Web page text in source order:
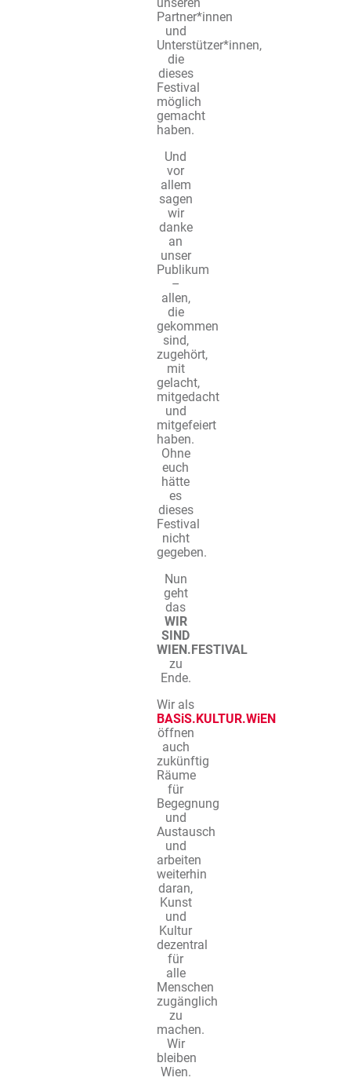
Partner*innen
und
Unterstützer*innen,
die
dieses
Festival
möglich
gemacht
haben.
Und
vor
allem
sagen
wir
danke
an
unser
Publikum
–
allen,
die
gekommen
sind,
zugehört,
mit
gelacht,
mitgedacht
und
mitgefeiert
haben.
Ohne
euch
hätte
es
dieses
Festival
nicht
gegeben.
Nun
geht
das
WIR
SIND
WIEN.FESTIVAL
zu
Ende.
Wir als
BASiS.KULTUR.WiEN
öffnen
auch
zukünftig
Räume
für
Begegnung
und
Austausch
und
arbeiten
weiterhin
daran,
Kunst
und
Kultur
dezentral
für
alle
Menschen
zugänglich
zu
machen.
Wir
bleiben
Wien.